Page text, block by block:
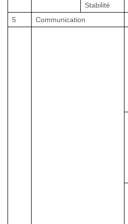
Stabilité
5
Communication